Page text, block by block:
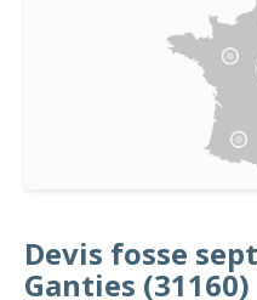
Devis fosse
Ganties (31160)